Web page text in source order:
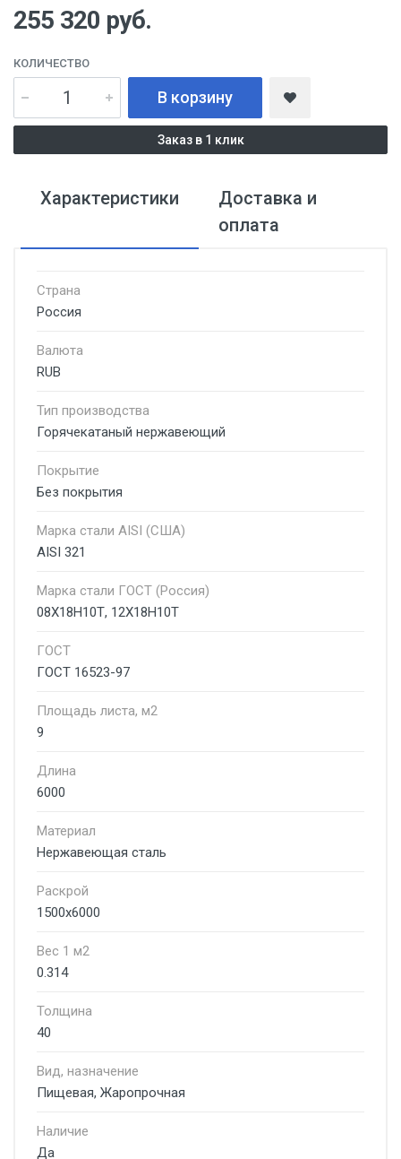
255 320 руб.
КОЛИЧЕСТВО
В корзину
Заказ в 1 клик
Характеристики
Доставка и
оплата
Страна
Россия
Валюта
RUB
Тип производства
Горячекатаный нержавеющий
Покрытие
Без покрытия
Марка стали AISI (США)
AISI 321
Марка стали ГОСТ (Россия)
08Х18Н10Т, 12Х18Н10Т
ГОСТ
ГОСТ 16523-97
Площадь листа, м2
9
Длина
6000
Материал
Нержавеющая сталь
Раскрой
1500х6000
Вес 1 м2
0.314
Толщина
40
Вид, назначение
Пищевая, Жаропрочная
Наличие
Да